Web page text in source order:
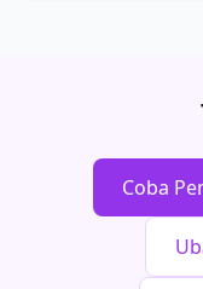
Coba